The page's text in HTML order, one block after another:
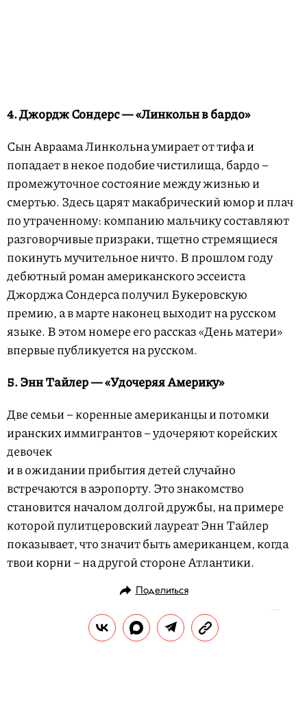
4. Джордж Сондерс — «Линкольн в бардо»
Сын Авраама Линкольна умирает от тифа и
попадает в некое подобие чистилища, бардо –
промежуточное состояние между жизнью и
смертью. Здесь царят макабрический юмор и плач
по утраченному: компанию мальчику составляют
разговорчивые призраки, тщетно стремящиеся
покинуть мучительное ничто. В прошлом году
дебютный роман американского эссеиста
Джорджа Сондерса получил Букеровскую
премию, а в марте наконец выходит на русском
языке. В этом номере его рассказ «День матери»
впервые публикуется на русском.
5. Энн Тайлер — «Удочеряя Америку»
Две семьи – коренные американцы и потомки
иранских иммигрантов – удочеряют корейских
девочек
и в ожидании прибытия детей случайно
встречаются в аэропорту. Это знакомство
становится началом долгой дружбы, на примере
которой пулитцеровский лауреат Энн Тайлер
показывает, что значит быть американцем, когда
твои корни – на другой стороне Атлантики.
Поделиться